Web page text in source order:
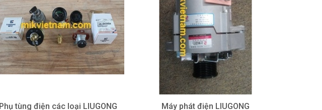
Phụ tùng điện các loại LIUGONG Máy phát điện LIUGONG